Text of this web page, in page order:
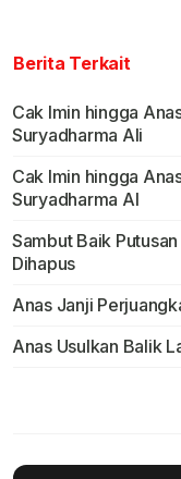
Berita Terkait
Cak Imin hingga
Suryadharma Ali
Cak Imin hingga
Suryadharma Al
Sambut Baik
Dihapus
Anas Janji
Anas Usulkan Balik